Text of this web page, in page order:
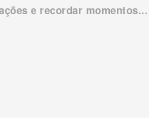
e recordar momentos...